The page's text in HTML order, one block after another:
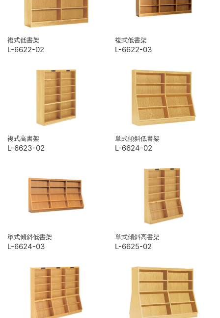
複式低書架
L-6622-02
複式低書架
L-6622-03
複式高書架
L-6623-02
単式傾斜低書架
L-6624-02
単式傾斜低書架
L-6624-03
単式傾斜高書架
L-6625-02